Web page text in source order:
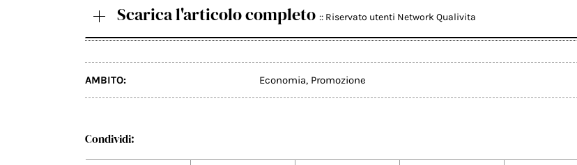
Scarica l'articolo completo :: Riservato utenti Network Qualivita
AMBITO: Economia, Promozione
Condividi: